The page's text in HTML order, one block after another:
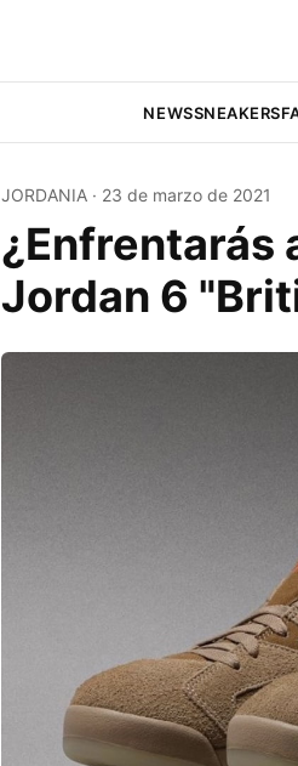
NEWSSNEAKERS
JORDANIA · 23 de marzo de 2021
¿Enfrentarás
Jordan 6